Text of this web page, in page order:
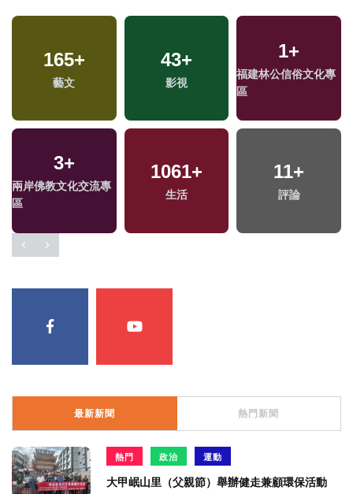
165+
藝文
43+
影視
1+
福建林公信俗文化專
區
3+
兩岸佛教文化交流專
區
1061+
生活
11+
評論
最新新聞 熱門新聞
熱門 政治 運動
大甲岷山里（父親節）舉辦健走兼顧環保活動